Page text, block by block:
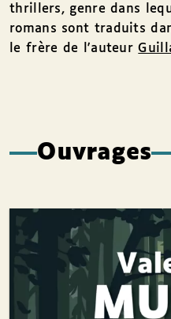
thrillers, genre dans
romans sont traduits
le frère de l'auteur
Ouvrages